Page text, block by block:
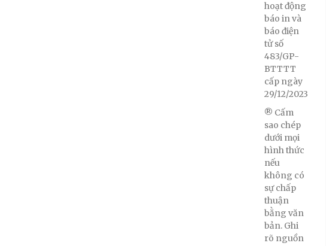
hoạt động
báo in và
báo điện
tử số
483/GP-
BTTTT
cấp ngày
29/12/2023
® Cấm
sao chép
dưới mọi
hình thức
nếu
không có
sự chấp
thuận
bằng văn
bản. Ghi
rõ nguồn